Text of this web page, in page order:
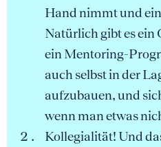
Hand nimmt und
Natürlich gibt es ein
ein Mentoring-
auch selbst in der
aufzubauen, und
wenn man etwas
Kollegialität! Und